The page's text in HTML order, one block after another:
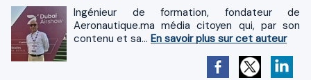
Ingénieur de formation, fondateur de
Aeronautique.ma média citoyen qui, par son
contenu et sa... En savoir plus sur cet auteur